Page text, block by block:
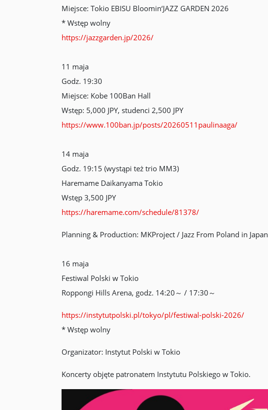
Miejsce: Tokio EBISU Bloomin‘JAZZ GARDEN 2026
* Wstęp wolny
https://jazzgarden.jp/2026/
11 maja
Godz. 19:30
Miejsce: Kobe 100Ban Hall
Wstęp: 5,000 JPY, studenci 2,500 JPY
https://www.100ban.jp/posts/20260511paulinaaga/
14 maja
Godz. 19:15 (wystąpi też trio MM3)
Haremame Daikanyama Tokio
Wstęp 3,500 JPY
https://haremame.com/schedule/81378/
Planning & Production: MKProject / Jazz From Poland in Japan
16 maja
Festiwal Polski w Tokio
Roppongi Hills Arena, godz. 14:20～ / 17:30～
https://instytutpolski.pl/tokyo/pl/festiwal-polski-2026/
* Wstęp wolny
Organizator: Instytut Polski w Tokio
Koncerty objęte patronatem Instytutu Polskiego w Tokio.